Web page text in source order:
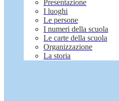
Presentazione
I luoghi
Le persone
I numeri della scuola
Le carte della scuola
Organizzazione
La storia